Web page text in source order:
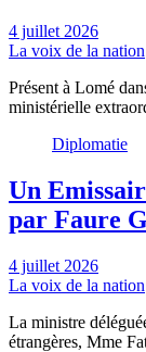
4 juillet 2026
La voix de la nation
Présent à Lomé
ministérielle
Diplomatie
Un
par Faure
4 juillet 2026
La voix de la nation
La ministre
étrangères, Mme